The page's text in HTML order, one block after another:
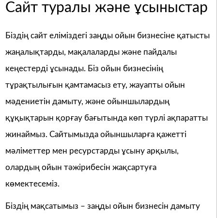
Сайт туралы және ұсыныстар
Біздің сайт еліміздегі заңды ойын бизнесіне қатысты
жаңалықтарды, мақалаларды және пайдалы
кеңестерді ұсынады. Біз ойын бизнесінің
тұрақтылығын қамтамасыз ету, жауапты ойын
мәдениетін дамыту, және ойыншылардың
құқықтарын қорғау бағытында көп түрлі ақпаратты
жинаймыз. Сайтымызда ойыншыларға қажетті
мәліметтер мен ресурстарды ұсыну арқылы,
олардың ойын тәжірибесін жақсартуға
көмектесеміз.
Біздің мақсатымыз – заңды ойын бизнесін дамыту